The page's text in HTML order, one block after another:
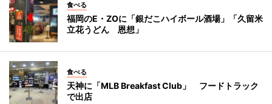
食べる
福岡のE・ZOに「銀だこハイボール酒場」「久留米
立花うどん 恩想」
食べる
天神に「MLB Breakfast Club」 フードトラック
で出店